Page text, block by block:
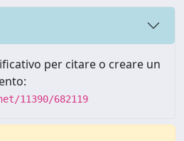
per citare o creare un
11390/682119